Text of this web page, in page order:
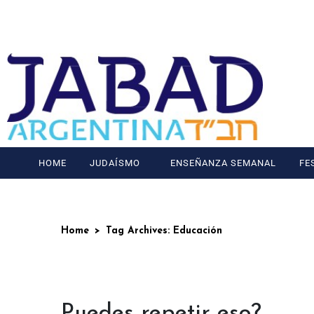
HOME JUDAÍSMO ENSEÑANZA SEMANAL
Home Tag Archives: Educación